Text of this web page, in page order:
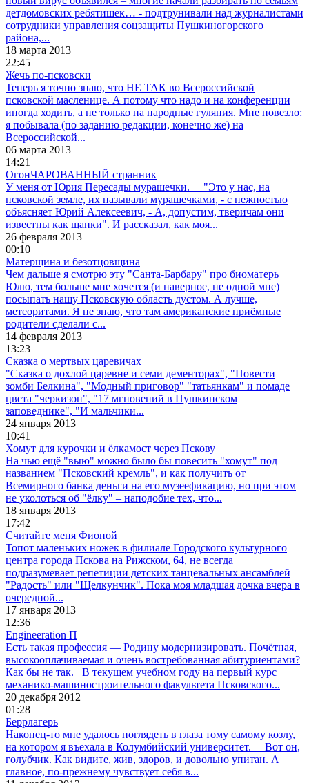
детдомовских ребятишек… - подтрунивали над журналистами
сотрудники управления соцзащиты Пушкиногорского
района,...
18 марта 2013
22:45
Жечь по-псковски
Теперь я точно знаю, что НЕ ТАК во Всероссийской
псковской масленице. А потому что надо и на конференции
иногда ходить, а не только на народные гуляния. Мне повезло:
я побывала (по заданию редакции, конечно же) на
Всероссийской...
06 марта 2013
14:21
ОгонЧАРОВАННЫЙ странник
У меня от Юрия Пересады мурашечки. "Это у нас, на
псковской земле, их называли мурашечками, - с нежностью
объясняет Юрий Алексеевич, - А, допустим, тверичам они
известны как щанки". И рассказал, как моя...
26 февраля 2013
00:10
Матерщина и безотцовщина
Чем дальше я смотрю эту "Санта-Барбару" про биоматерь
Юлю, тем больше мне хочется (и наверное, не одной мне)
посыпать нашу Псковскую область дустом. А лучше,
метеоритами. Я не знаю, что там американские приёмные
родители сделали с...
14 февраля 2013
13:23
Сказка о мертвых царевичах
"Сказка о дохлой царевне и семи дементорах", "Повести
зомби Белкина", "Модный приговор" "татьянкам" и помаде
цвета "черкизон", "17 мгновений в Пушкинском
заповеднике", "И мальчики...
24 января 2013
10:41
Хомут для курочки и ёлкамост через Пскову
На чью ещё "выю" можно было бы повесить "хомут" под
названием "Псковский кремль", и как получить от
Всемирного банка деньги на его музеефикацию, но при этом
не уколоться об "ёлку" – наподобие тех, что...
18 января 2013
17:42
Считайте меня Фионой
Топот маленьких ножек в филиале Городского культурного
центра города Пскова на Рижском, 64, не всегда
подразумевает репетиции детских танцевальных ансамблей
"Радость" или "Щелкунчик". Пока моя младшая дочка вчера в
очередной...
17 января 2013
12:36
Еngineeration П
Есть такая профессия — Родину модернизировать. Почётная,
высокооплачиваемая и очень востребованная абитуриентами?
Как бы не так. В текущем учебном году на первый курс
механико-машиностроительного факультета Псковского...
20 декабря 2012
01:28
Беррлагерь
Наконец-то мне удалось поглядеть в глаза тому самому козлу,
на котором я въехала в Колумбийский университет. Вот он,
голубчик. Как видите, жив, здоров, и довольно упитан. А
главное, по-прежнему чувствует себя в...